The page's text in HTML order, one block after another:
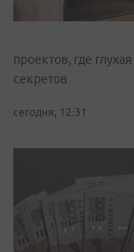
проектов, где
секретов
сегодня, 12:31